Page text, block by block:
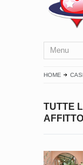
Menu
HOME
TUTTE